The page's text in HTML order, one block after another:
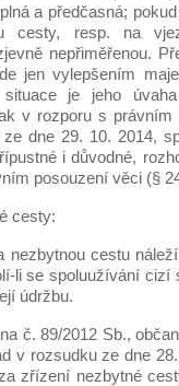
a předčasná;
cesty, resp. na
nepřiměřenou.
jen vylepšením
je jeho
v rozporu s
dne 29. 10. 2014,
i důvodné,
posouzení věci (§
cesty:
nezbytnou cestu
li se spoluužívání cizí
údržbu.
č. 89/2012 Sb.,
v rozsudku ze dne
zřízení nezbytné